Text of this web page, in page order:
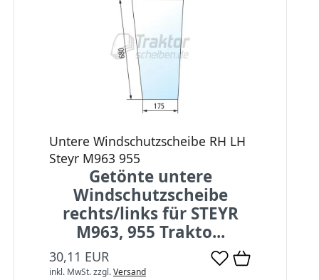
Untere Windschutzscheibe RH LH
Steyr M963 955
Getönte untere
Windschutzscheibe
rechts/links für STEYR
M963, 955 Trakto...
30,11 EUR
inkl. MwSt.zzgl.Versand